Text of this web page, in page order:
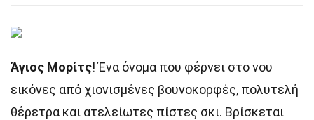
Άγιος Μορίτς! Ένα όνομα που φέρνει στο νου
εικόνες από χιονισμένες βουνοκορφές, πολυτελή
θέρετρα και ατελείωτες πίστες σκι. Βρίσκεται